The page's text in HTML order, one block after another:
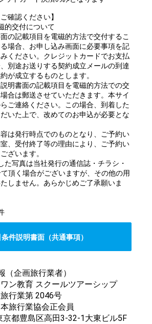
確認ください】
的交付について
の記載項目を電磁的方法で交付するこ
場合、お申し込み画面に必要事項を記
ください。クレジットカードでお支払
別途お送りする契約成立メールの到達
が成立するものとします。
明書面の記載項目を電磁的方法での交
合は郵送させていただきます。本サイ
ご連絡ください。この場合、到着した
いた上で、改めてのお申込が必要とな
は発行時点でのものとなり、ご予約い
、受付終了等の理由により、ご予約い
ざいます。
た写真は当社発行の通信誌・チラシ・
頂く場合がございますが、その他の用
しません。あらかじめご了承願いま
件説明書面（共通事項）
（企画旅行業者）
ン教育 スクールツアーシップ
行業第 2046号
旅行業協会正会員
都豊島区高田3-32-1大東ビル5F